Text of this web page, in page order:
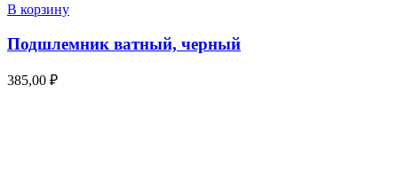
В корзину
Подшлемник ватный, черный
385,00 ₽